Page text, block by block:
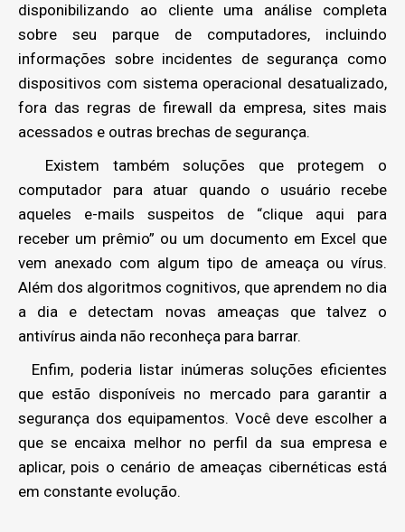
disponibilizando ao cliente uma análise completa
sobre seu parque de computadores, incluindo
informações sobre incidentes de segurança como
dispositivos com sistema operacional desatualizado,
fora das regras de firewall da empresa, sites mais
acessados e outras brechas de segurança.
Existem também soluções que protegem o
computador para atuar quando o usuário recebe
aqueles e-mails suspeitos de “clique aqui para
receber um prêmio” ou um documento em Excel que
vem anexado com algum tipo de ameaça ou vírus.
Além dos algoritmos cognitivos, que aprendem no dia
a dia e detectam novas ameaças que talvez o
antivírus ainda não reconheça para barrar.
Enfim, poderia listar inúmeras soluções eficientes
que estão disponíveis no mercado para garantir a
segurança dos equipamentos. Você deve escolher a
que se encaixa melhor no perfil da sua empresa e
aplicar, pois o cenário de ameaças cibernéticas está
em constante evolução.